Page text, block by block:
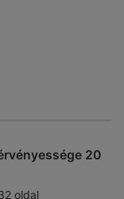
20
oldal